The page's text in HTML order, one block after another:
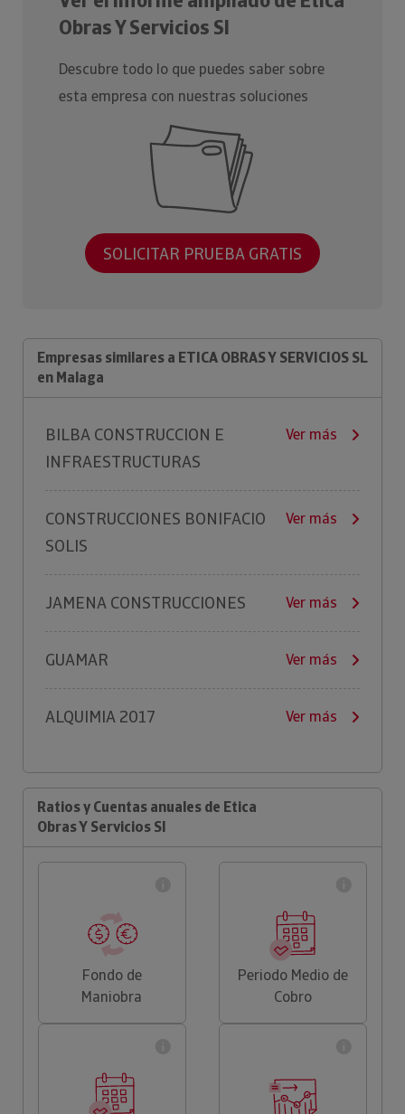
Obras Y Servicios Sl
Descubre todo lo que puedes saber sobre
esta empresa con nuestras soluciones
SOLICITAR PRUEBA GRATIS
Empresas similares a ETICA OBRAS Y SERVICIOS SL
en Malaga
BILBA CONSTRUCCION E
INFRAESTRUCTURAS
Ver más
CONSTRUCCIONES BONIFACIO
SOLIS
Ver más
JAMENA CONSTRUCCIONES Ver más
GUAMAR Ver más
ALQUIMIA 2017 Ver más
Ratios y Cuentas anuales de Etica
Obras Y Servicios Sl
Fondo de
Maniobra
Periodo Medio de
Cobro